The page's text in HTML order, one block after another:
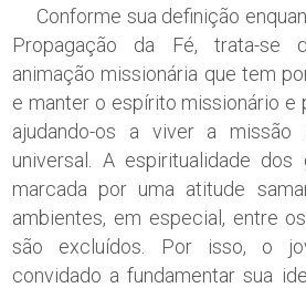
Conforme sua definição
Propagação da Fé, trata-se
animação missionária que tem
e manter o espírito missionário e
ajudando-os a viver a
universal. A espiritualidade
marcada por uma atitude
ambientes, em especial, entre
são excluídos. Por isso, o
convidado a fundamentar sua